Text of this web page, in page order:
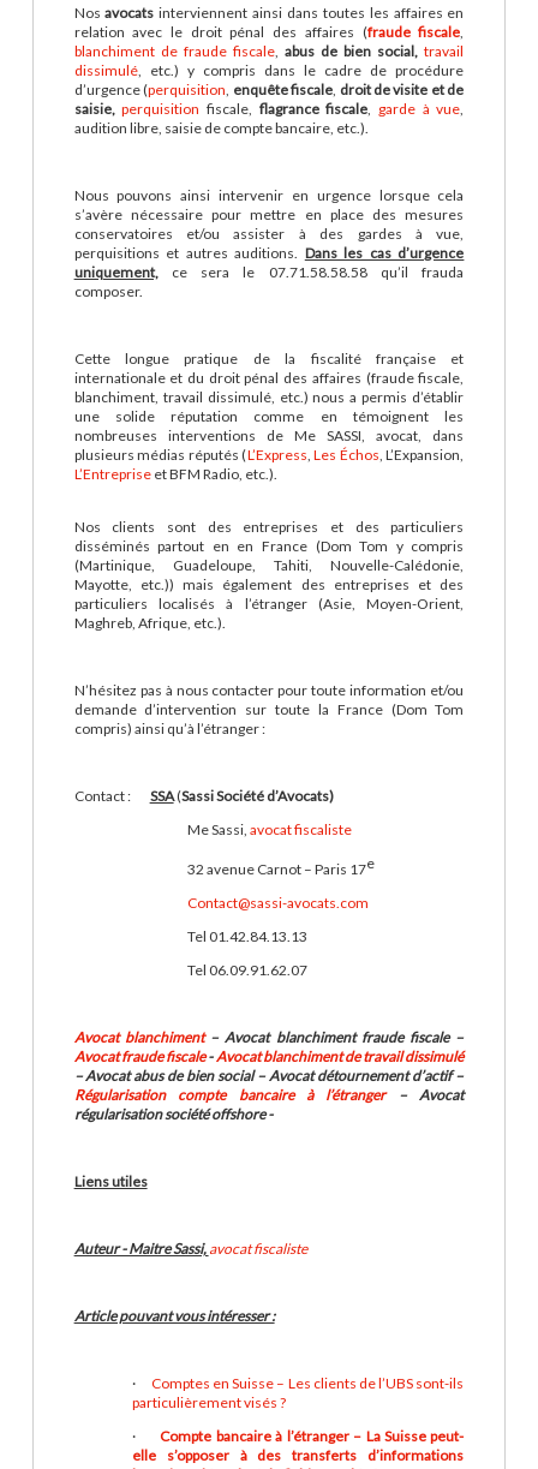
Nosavocatsinterviennent ainsi dans toutes les affaires en
relation avec le droit pénal des affaires (fraude fiscale,
blanchiment de fraude fiscale,abus de bien social, travail
dissimulé, etc.) y compris dans le cadre de procédure
d’urgence (perquisition, enquête fiscale, droit de visite et de
saisie, perquisition fiscale, flagrance fiscale, garde à vue,
audition libre, saisie de compte bancaire, etc.).
Nous pouvons ainsi intervenir en urgence lorsque cela
s’avère nécessaire pour mettre en place des mesures
conservatoires et/ou assister à des gardes à vue,
perquisitions et autres auditions. Dans les cas d’urgence
uniquement,ce sera le 07.71.58.58.58 qu’il frauda
composer.
Cette longue pratique de la fiscalité française et
internationale et du droit pénal des affaires (fraude fiscale,
blanchiment, travail dissimulé, etc.) nous a permis d’établir
une solide réputation comme en témoignent les
nombreuses interventions de Me SASSI, avocat, dans
plusieurs médias réputés (L’Express,Les Échos, L’Expansion,
L’Entrepriseet BFM Radio, etc.).
Nos clients sont des entreprises et des particuliers
disséminés partout en en France (Dom Tom y compris
(Martinique, Guadeloupe, Tahiti, Nouvelle-Calédonie,
Mayotte, etc.)) mais également des entreprises et des
particuliers localisés à l’étranger (Asie, Moyen-Orient,
Maghreb, Afrique, etc.).
N’hésitez pas à nous contacter pour toute information et/ou
demande d’intervention sur toute la France (Dom Tom
compris) ainsi qu’à l’étranger :
Contact : SSA(Sassi Société d’Avocats)
Me Sassi,avocat fiscaliste
32 avenue Carnot – Paris 17e
Contact@sassi-avocats.com
Tel 01.42.84.13.13
Tel 06.09.91.62.07
Avocat blanchiment– Avocat blanchiment fraude fiscale –
Avocat fraude fiscale-Avocat blanchiment de travail dissimulé
– Avocat abus de bien social – Avocat détournement d’actif –
Régularisation compte bancaire à l’étranger– Avocat
régularisation société offshore -
Liens utiles
Auteur - Maitre Sassi, avocat fiscaliste
Article pouvant vous intéresser :
· Comptes en Suisse – Les clients de l’UBS sont-ils
particulièrement visés ?
·Compte bancaire à l’étranger – La Suisse peut-
elle s’opposer à des transferts d’informations